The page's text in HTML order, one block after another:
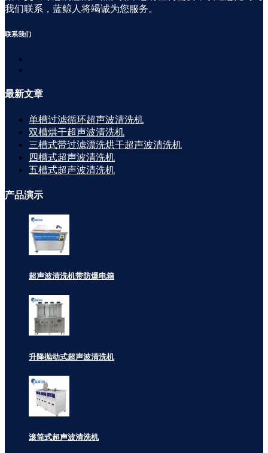
我们联系，蓝鲸人将竭诚为您服务。
联系我们
最新文章
单槽过滤循环超声波清洗机
双槽烘干超声波清洗机
三槽式带过滤漂洗烘干超声波清洗机
四槽式超声波清洗机
五槽式超声波清洗机
产品演示
超声波清洗机带防爆电箱
升降抛动式超声波清洗机
滚筒式超声波清洗机